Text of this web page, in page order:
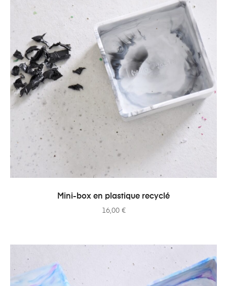
AJOUTER AU PANIER
Mini-box en plastique recyclé
16,00 €